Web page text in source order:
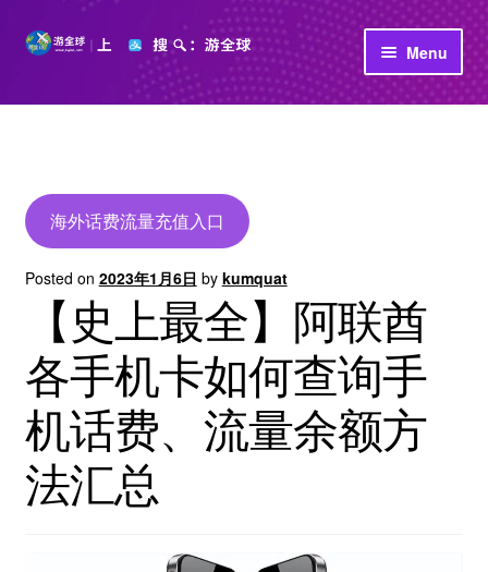
Skip
Skip
Menu
首页
公司介绍
海外话费流量充值入口
Posted on 2023年1月6日 by kumquat
【史上最全】阿联酋
各手机卡如何查询手
机话费、流量余额方
法汇总